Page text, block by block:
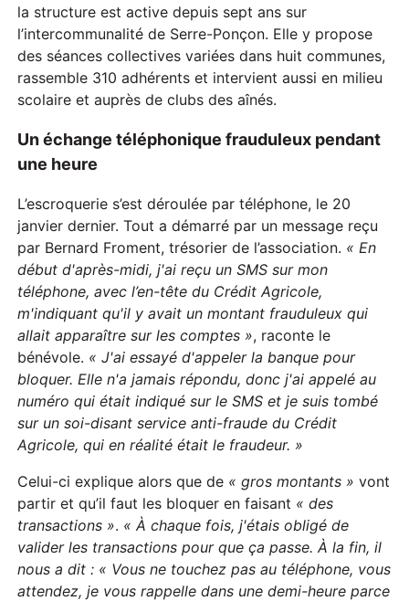
la structure est active depuis sept ans sur
l’intercommunalité de Serre-Ponçon. Elle y propose
des séances collectives variées dans huit communes,
rassemble 310 adhérents et intervient aussi en milieu
scolaire et auprès de clubs des aînés.
Un échange téléphonique frauduleux pendant
une heure
L’escroquerie s’est déroulée par téléphone, le 20
janvier dernier. Tout a démarré par un message reçu
par Bernard Froment, trésorier de l’association. « En
début d'après-midi, j'ai reçu un SMS sur mon
téléphone, avecl’en-têtedu Crédit Agricole,
m'indiquant qu'il y avait un montant frauduleux qui
allait apparaître sur les comptes », raconte le
bénévole. «J'ai essayé d'appeler la banque pour
bloquer. Elle n'a jamais répondu, donc j'ai appelé au
numéro qui était indiqué sur le SMS et je suis tombé
sur un soi-disant service anti-fraudedu Crédit
Agricole, qui en réalité était le fraudeur. »
Celui-ci explique alors que de «gros montants » vont
partir et qu’il faut les bloquer en faisant « des
transactions ». «À chaque fois, j'étais obligé de
valider les transactions pour que ça passe. À la fin, il
nous a dit : « Vous ne touchez pas au téléphone, vous
attendez, je vous rappelle dans une demi-heure parce